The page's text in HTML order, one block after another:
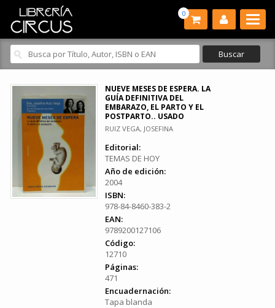
0
NUEVE MESES DE ESPERA. LA
GUÍA DEFINITIVA DEL
EMBARAZO, EL PARTO Y EL
POSTPARTO.. USADO
RUIZ VEGA, JOSEFINA
Editorial:
TEMAS DE HOY
Año de edición:
2004
ISBN:
978-84-8460-383-2
EAN:
9789200127106
Código:
12710
Páginas:
471
Encuadernación:
Tapa blanda